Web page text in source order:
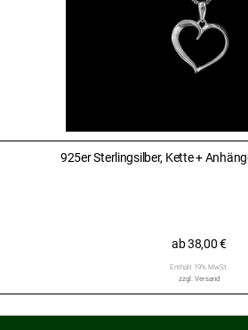
925er Sterlingsilber, Kette +
ab38,00€
Enthält 19% MwSt.
zzgl. Versand